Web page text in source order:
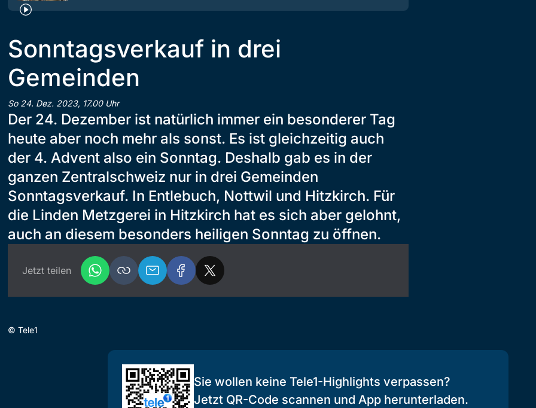
Sonntagsverkauf in drei
Gemeinden
So 24. Dez. 2023, 17.00 Uhr
Der 24. Dezember ist natürlich immer ein besonderer Tag
heute aber noch mehr als sonst. Es ist gleichzeitig auch
der 4. Advent also ein Sonntag. Deshalb gab es in der
ganzen Zentralschweiz nur in drei Gemeinden
Sonntagsverkauf. In Entlebuch, Nottwil und Hitzkirch. Für
die Linden Metzgerei in Hitzkirch hat es sich aber gelohnt,
auch an diesem besonders heiligen Sonntag zu öffnen.
Jetzt teilen
© Tele1
Sie wollen keine Tele1-Highlights verpassen?
Jetzt QR-Code scannen und App herunterladen.